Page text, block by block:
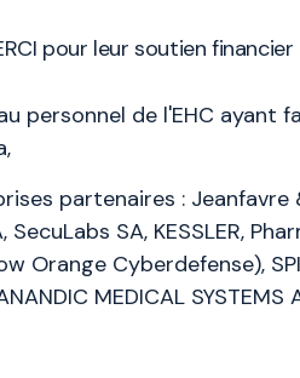
pour leur soutien financier
personnel de l'EHC ayant
partenaires : Jeanfavre
SecuLabs SA, KESSLER,
Orange Cyberdefense),
MEDICAL SYSTEMS